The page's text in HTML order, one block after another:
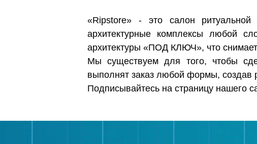
«Ripstore» - это салон
архитектурные комплексы любой
архитектуры «ПОД КЛЮЧ», что
Мы существуем для того, чтобы
выполнят заказ любой формы, создав
Подписывайтесь на страницу нашего